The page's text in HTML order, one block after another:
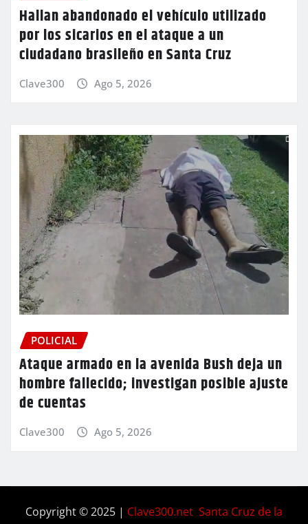
Hallan abandonado el vehículo utilizado
por los sicarios en el ataque a un
ciudadano brasileño en Santa Cruz
Clave300 Ago 5, 2026
POLICIAL
Ataque armado en la avenida Bush deja un
hombre fallecido; investigan posible ajuste
de cuentas
Clave300 Ago 5, 2026
Copyright © 2025 | Clave300.net Santa Cruz de la